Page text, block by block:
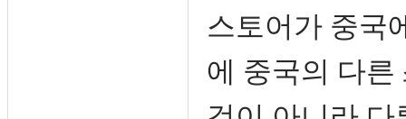
스토어가 중국
에 중국의 다